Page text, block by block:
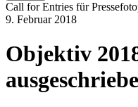
Call for Entries für
9. Februar 2018
Objektiv